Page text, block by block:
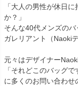
「大人の男性が休日
か？」
そんな40代メンズのバ
ガレリアント（Naoki
元々はデザイナー
「それどこのバッグ
に多くのお問い合わ